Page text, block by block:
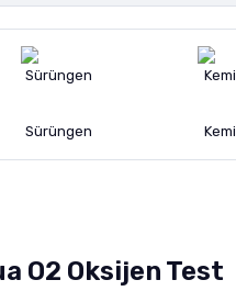
Sürüngen
O2 Oksijen Test